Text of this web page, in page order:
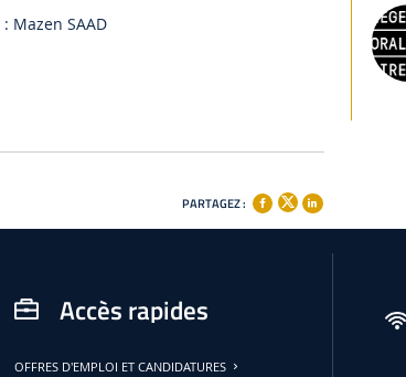
Mazen SAAD
PARTAGEZ :
Accès rapides
OFFRES D'EMPLOI ET CANDIDATURES